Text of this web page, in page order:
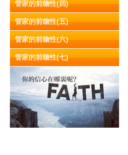
管家的前瞻性(四)
管家的前瞻性(五)
管家的前瞻性(六)
管家的前瞻性(七)